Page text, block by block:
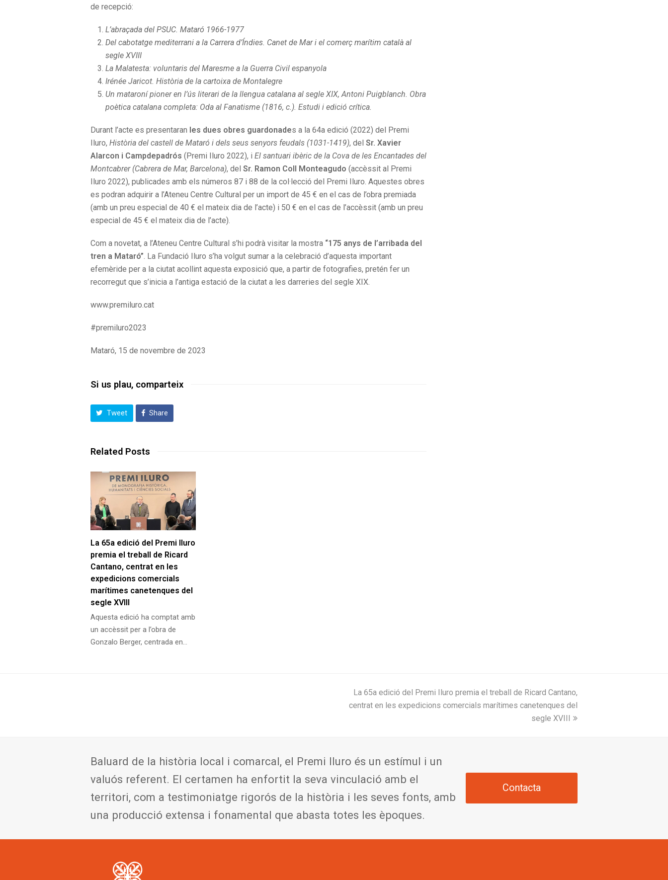
de recepció:
L’abraçada del PSUC. Mataró 1966-1977
Del cabotatge mediterrani a la Carrera d’Índies. Canet de Mar i el comerç marítim català al
segle XVIII
La Malatesta: voluntaris del Maresme a la Guerra Civil espanyola
Irénée Jaricot. Història de la cartoixa de Montalegre
Un mataroní pioner en l’ús literari de la llengua catalana al segle XIX, Antoni Puigblanch. Obra
poètica catalana completa: Oda al Fanatisme (1816, c.). Estudi i edició crítica.
Durant l’acte es presentaran les dues obres guardonades a la 64a edició (2022) del Premi
Iluro, Història del castell de Mataró i dels seus senyors feudals (1031-1419), del Sr. Xavier
Alarcon i Campdepadrós (Premi Iluro 2022), i El santuari ibèric de la Cova de les Encantades del
Montcabrer (Cabrera de Mar, Barcelona), del Sr. Ramon Coll Monteagudo (accèssit al Premi
Iluro 2022), publicades amb els números 87 i 88 de la col·lecció del Premi Iluro. Aquestes obres
es podran adquirir a l’Ateneu Centre Cultural per un import de 45 € en el cas de l’obra premiada
(amb un preu especial de 40 € el mateix dia de l’acte) i 50 € en el cas de l’accèssit (amb un preu
especial de 45 € el mateix dia de l’acte).
Com a novetat, a l’Ateneu Centre Cultural s’hi podrà visitar la mostra “175 anys de l’arribada del
tren a Mataró”. La Fundació Iluro s’ha volgut sumar a la celebració d’aquesta important
efemèride per a la ciutat acollint aquesta exposició que, a partir de fotografies, pretén fer un
recorregut que s’inicia a l’antiga estació de la ciutat a les darreries del segle XIX.
www.premiluro.cat
#premiluro2023
Mataró, 15 de novembre de 2023
Si us plau, comparteix
Tweet Share
Related Posts
La 65a edició del Premi Iluro
premia el treball de Ricard
Cantano, centrat en les
expedicions comercials
marítimes canetenques del
segle XVIII
Aquesta edició ha comptat amb
un accèssit per a l’obra de
Gonzalo Berger, centrada en…
next
post:
La 65a edició del Premi Iluro premia el treball de Ricard Cantano,
centrat en les expedicions comercials marítimes canetenques del
segle XVIII
Baluard de la història local i comarcal, el Premi Iluro és un estímul i un
valuós referent. El certamen ha enfortit la seva vinculació amb el
territori, com a testimoniatge rigorós de la història i les seves fonts, amb
una producció extensa i fonamental que abasta totes les èpoques.
Contacta